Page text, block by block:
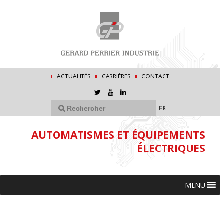
ACTUALITÉS CARRIÈRES CONTACT
FR
AUTOMATISMES ET ÉQUIPEMENTS
ÉLECTRIQUES
MENU